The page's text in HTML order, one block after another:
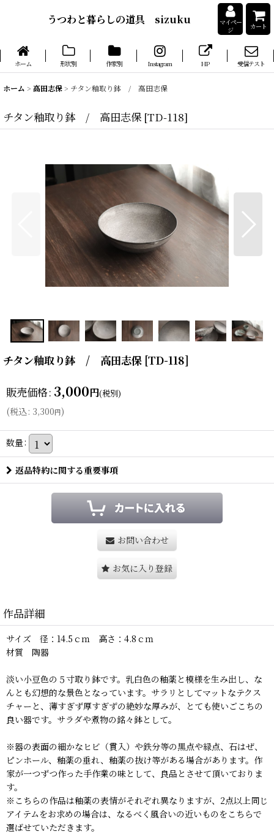
うつわと暮らしの道具 sizuku
マイペー
ジ
カート
ホーム 形状別 作家別 Instagram HP 受信テスト
ホーム > 高田志保> チタン釉取り鉢 / 高田志保
チタン釉取り鉢 / 高田志保 [TD-118]
チタン釉取り鉢 / 高田志保 [TD-118]
販売価格: 3,000円(税別)
(税込: 3,300円)
数量:
返品特約に関する重要事項
お問い合わせ
お気に入り登録
作品詳細
サイズ 径：14.5ｃｍ 高さ：4.8ｃｍ
材質 陶器
淡い小豆色の５寸取り鉢です。乳白色の釉薬と模様を生み出し、な
んとも幻想的な景色となっています。サラリとしてマットなテクス
チャーと、薄すぎず厚すぎずの絶妙な厚みが、とても使いごこちの
良い器です。サラダや煮物の銘々鉢として。
※器の表面の細かなヒビ（貫入）や鉄分等の黒点や緑点、石はぜ、
ピンホール、釉薬の垂れ、釉薬の抜け等がある場合があります。作
家が一つずつ作った手作業の味として、良品とさせて頂いておりま
す。
※こちらの作品は釉薬の表情がそれぞれ異なりますが、2点以上同じ
アイテムをお求めの場合は、なるべく風合いの近いものをこちらで
選ばせていただきます。